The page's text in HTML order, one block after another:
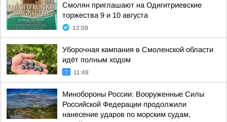
Смолян приглашают на Одигитриевские
торжества 9 и 10 августа
12:09
Уборочная кампания в Смоленской области
идёт полным ходом
11:48
Минобороны России: Вооруженные Силы
Российской Федерации продолжили
нанесение ударов по морским судам,